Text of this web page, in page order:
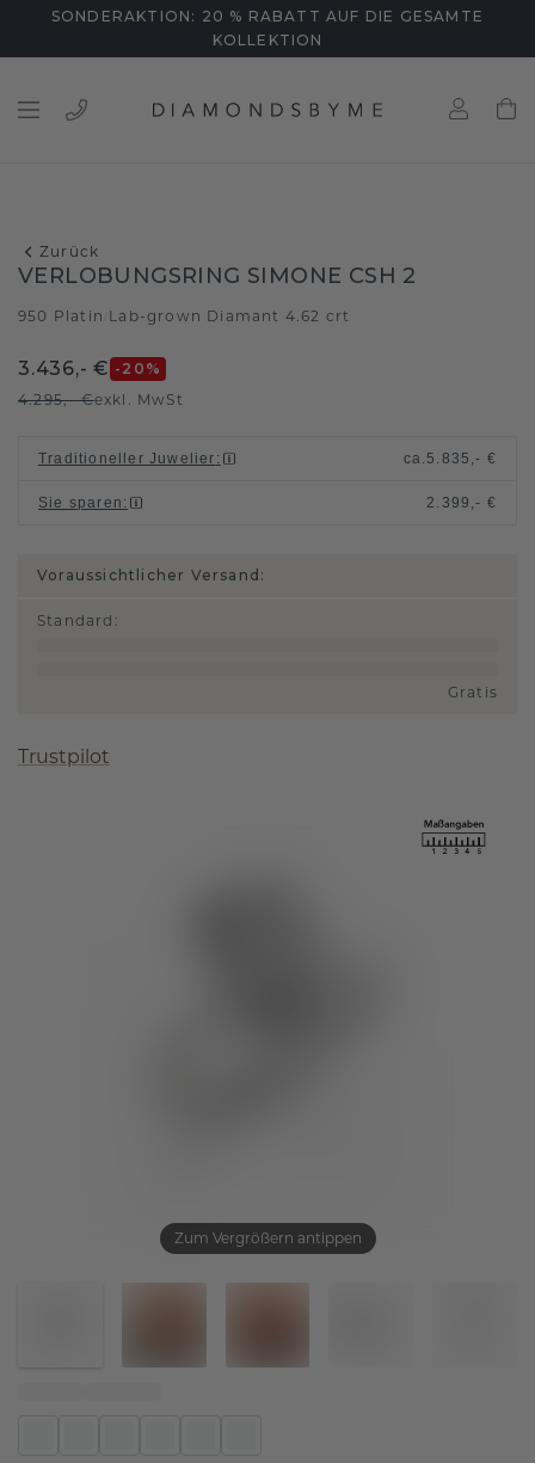
SONDERAKTION: 20 % RABATT AUF DIE GESAMTE
KOLLEKTION
Zurück
Zum Vergrößern antippen
VERLOBUNGSRING SIMONE CSH 2
950 Platin Lab-grown Diamant 4.62 crt
3.436,- € -20 %
4.295,- €exkl. MwSt
Traditioneller Juwelier : ca.5.835,- €
Sie sparen : 2.399,- €
Voraussichtlicher Versand:
Standard :
Gratis
Trustpilot